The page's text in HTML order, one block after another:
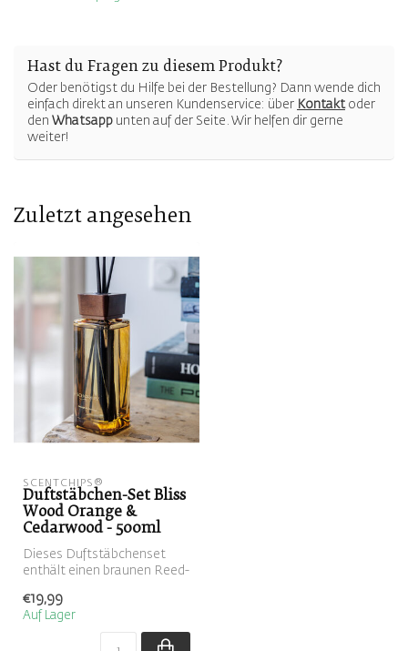
Hast du Fragen zu diesem Produkt?
Oder benötigst du Hilfe bei der Bestellung? Dann wende dich
einfach direkt an unseren Kundenservice: über Kontaktoder
den Whatsapp unten auf der Seite. Wir helfen dir gerne
weiter!
Zuletzt angesehen
SCENTCHIPS®
Duftstäbchen-Set Bliss
Wood Orange &
Cedarwood - 500ml
Dieses Duftstäbchenset
enthält einen braunen Reed-
Duft...
€19,99
Auf Lager